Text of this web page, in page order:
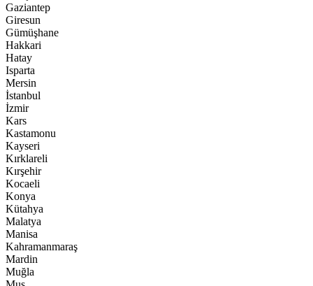
Gaziantep
Giresun
Gümüşhane
Hakkari
Hatay
Isparta
Mersin
İstanbul
İzmir
Kars
Kastamonu
Kayseri
Kırklareli
Kırşehir
Kocaeli
Konya
Kütahya
Malatya
Manisa
Kahramanmaraş
Mardin
Muğla